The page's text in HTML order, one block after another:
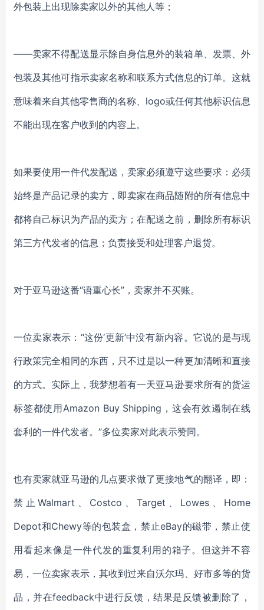
外包装上出现除卖家以外的其他人等；
——卖家不得配送显示除自身信息外的装箱单、发票、外
包装及其他可指示卖家名称和联系方式信息的订单。这就
意味着来自其他零售商的名称、logo或任何其他标识信息
不能出现在客户收到的内容上。
如果要使用一件代发配送，卖家必须遵守这些要求：必须
始终是产品记录的卖方，即卖家在商品随附的所有信息中
都将自己标识为产品的卖方；在配送之前，删除所有标识
第三方代发者的信息；负责接受和处理客户退货。
对于亚马逊这番“语重心长”，卖家并不买账。
一位卖家表示： “这份‘更新’中没有新内容。它说的是与现
行政策完全相同的东西，只不过是以一种更加清晰和直接
的方式。实际上，我梦想着有一天亚马逊要求所有的货运
标签都使用Amazon Buy Shipping，这会有效遏制在线
套利的一件代发者。”多位卖家对此表示赞同。
也有卖家就亚马逊的几点要求做了更接地气的翻译，即：
禁止 Walmart、Costco、Target、Lowes、Home
Depot和Chewy等的包装盒，禁止eBay的磁带，禁止使
用看起来像是一件代发的重复利用的箱子。但这并不容
易，一位卖家表示，其收到过来自沃尔玛、好市多等的货
品，并在feedback中进行反馈，结果是反馈被删除了，